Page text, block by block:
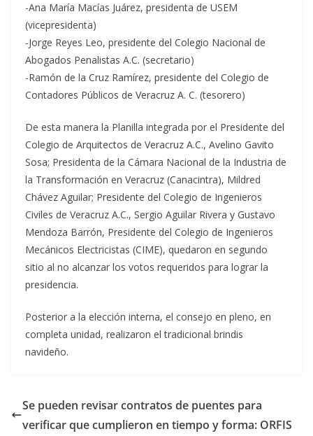
-Ana María Macías Juárez, presidenta de USEM
(vicepresidenta)
-Jorge Reyes Leo, presidente del Colegio Nacional de
Abogados Penalistas A.C. (secretario)
-Ramón de la Cruz Ramírez, presidente del Colegio de
Contadores Públicos de Veracruz A. C. (tesorero)
De esta manera la Planilla integrada por el Presidente del
Colegio de Arquitectos de Veracruz A.C., Avelino Gavito
Sosa; Presidenta de la Cámara Nacional de la Industria de
la Transformación en Veracruz (Canacintra), Mildred
Chávez Aguilar; Presidente del Colegio de Ingenieros
Civiles de Veracruz A.C., Sergio Aguilar Rivera y Gustavo
Mendoza Barrón, Presidente del Colegio de Ingenieros
Mecánicos Electricistas (CIME), quedaron en segundo
sitio al no alcanzar los votos requeridos para lograr la
presidencia.
Posterior a la elección interna, el consejo en pleno, en
completa unidad, realizaron el tradicional brindis
navideño.
Se pueden revisar contratos de puentes para
verificar que cumplieron en tiempo y forma: ORFIS